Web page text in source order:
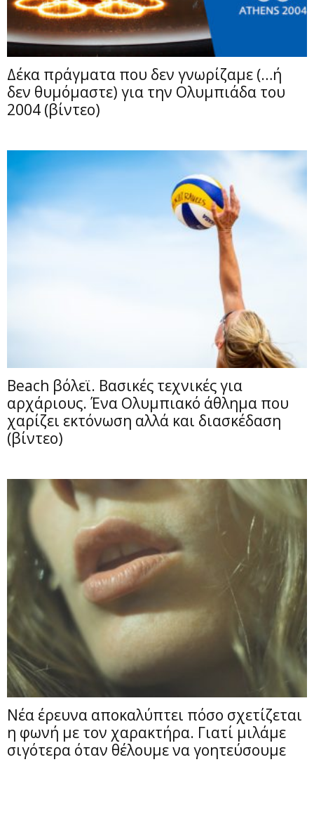
Δέκα πράγματα που δεν γνωρίζαμε (…ή
δεν θυμόμαστε) για την Ολυμπιάδα του
2004 (βίντεο)
Beach βόλεϊ. Βασικές τεχνικές για
αρχάριους. Ένα Ολυμπιακό άθλημα που
χαρίζει εκτόνωση αλλά και διασκέδαση
(βίντεο)
Νέα έρευνα αποκαλύπτει πόσο σχετίζεται
η φωνή με τον χαρακτήρα. Γιατί μιλάμε
σιγότερα όταν θέλουμε να γοητεύσουμε